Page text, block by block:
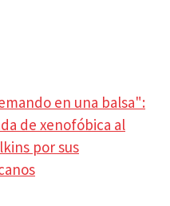
en una balsa":
de xenofóbica al
por sus